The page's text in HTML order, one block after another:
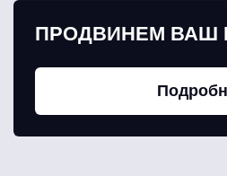
ПРОДВИНЕМ ВАШ